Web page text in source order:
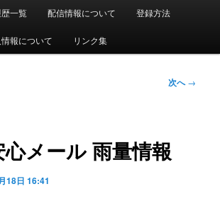
一覧 配信情報について 登録方法
報について リンク集
次へ→
メール 雨量情報
18日 16:41